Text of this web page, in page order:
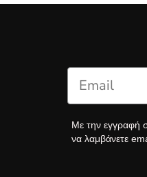
Με την εγγραφή
να λαμβάνετε